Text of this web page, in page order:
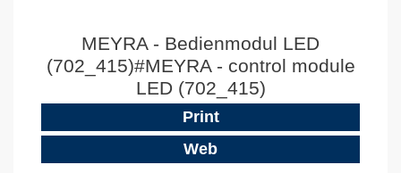
MEYRA - Bedienmodul LED
(702_415)#MEYRA - control module
LED (702_415)
Print
Web